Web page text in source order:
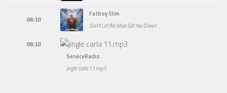
08:10
Fatboy Slim
Don't Let the Man Get You Down
08:10
ServiceRadio
jingle carla 11.mp3